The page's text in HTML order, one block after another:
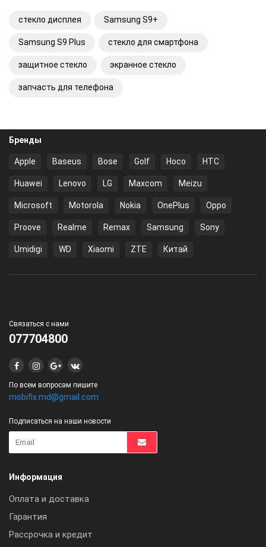
стекло дисплея Samsung S9+
Samsung S9 Plus стекло для смартфона
защитное стекло экранное стекло
запчасть для телефона
Бренды
Apple Baseus Bose Golf Hoco HTC
Huawei Lenovo LG Maxcom Meizu
Microsoft Motorola Nokia OnePlus Oppo
Proove Realme Remax Samsung Sony
Umidigi WD Xiaomi ZTE Китай
Связаться с нами
077704800
По всем вопросам пишите
mobifix.md@gmail.com
Подписаться на наши новости
Информация
Оплата и доставка
Гарантия
Рассрочка и кредит